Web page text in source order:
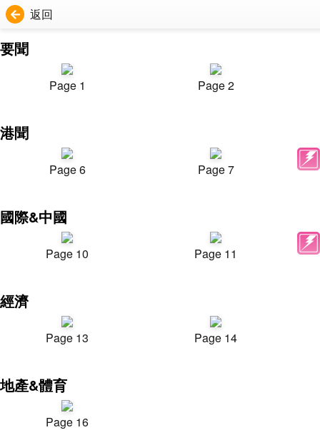
返回
要聞
Page 1 Page 2
港聞
Page 6 Page 7
國際&中國
Page 10 Page 11
經濟
Page 13 Page 14
地產&體育
Page 16